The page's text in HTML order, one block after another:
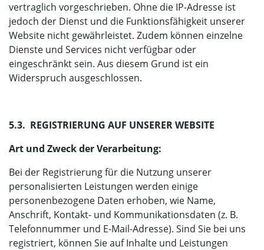
vertraglich vorgeschrieben. Ohne die IP-Adresse ist
jedoch der Dienst und die Funktionsfähigkeit unserer
Website nicht gewährleistet. Zudem können einzelne
Dienste und Services nicht verfügbar oder
eingeschränkt sein. Aus diesem Grund ist ein
Widerspruch ausgeschlossen.
5.3. REGISTRIERUNG AUF UNSERER WEBSITE
Art und Zweck der Verarbeitung:
Bei der Registrierung für die Nutzung unserer
personalisierten Leistungen werden einige
personenbezogene Daten erhoben, wie Name,
Anschrift, Kontakt- und Kommunikationsdaten (z. B.
Telefonnummer und E-Mail-Adresse). Sind Sie bei uns
registriert, können Sie auf Inhalte und Leistungen